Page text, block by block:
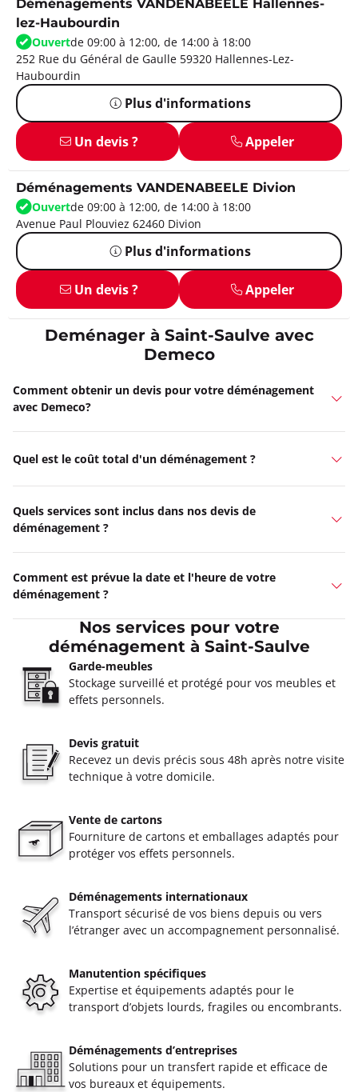
Déménagements VANDENABEELE Hallennes-
lez-Haubourdin
Ouvertde 09:00 à 12:00, de 14:00 à 18:00
252 Rue du Général de Gaulle 59320 Hallennes-Lez-
Haubourdin
Plus d'informations
Un devis ? Appeler
Déménagements VANDENABEELE Divion
Ouvertde 09:00 à 12:00, de 14:00 à 18:00
Avenue Paul Plouviez 62460 Divion
Plus d'informations
Un devis ? Appeler
Deménager à Saint-Saulve avec
Demeco
Comment obtenir un devis pour votre déménagement
avec Demeco?
Quel est le coût total d'un déménagement ?
Quels services sont inclus dans nos devis de
déménagement ?
Comment est prévue la date et l'heure de votre
déménagement ?
Nos services pour votre
déménagement à Saint-Saulve
Garde-meubles
Stockage surveillé et protégé pour vos meubles et
effets personnels.
Devis gratuit
Recevez un devis précis sous 48h après notre visite
technique à votre domicile.
Vente de cartons
Fourniture de cartons et emballages adaptés pour
protéger vos effets personnels.
Déménagements internationaux
Transport sécurisé de vos biens depuis ou vers
l’étranger avec un accompagnement personnalisé.
Manutention spécifiques
Expertise et équipements adaptés pour le
transport d’objets lourds, fragiles ou encombrants.
Déménagements d’entreprises
Solutions pour un transfert rapide et efficace de
vos bureaux et équipements.